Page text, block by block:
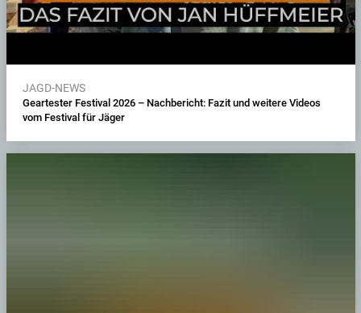
JAGD-NEWS
Geartester Festival 2026 – Nachbericht: Fazit und weitere Videos
vom Festival für Jäger